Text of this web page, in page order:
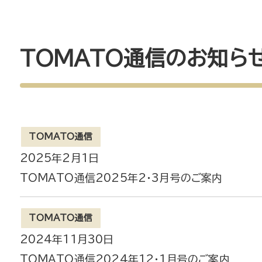
TOMATO通信のお知ら
TOMATO通信
2025年2月1日
TOMATO通信2025年2・3月号のご案内
TOMATO通信
2024年11月30日
TOMATO通信2024年12・1月号のご案内